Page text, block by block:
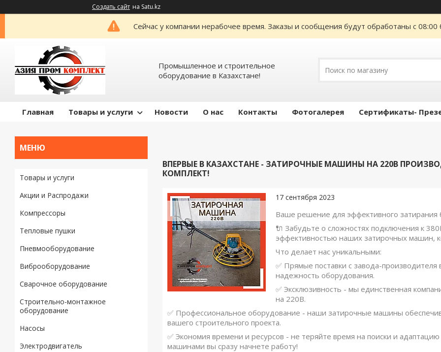
Создать сайт на Satu.kz
Сейчас у компании нерабочее время. Заказы и сообщения будут обработаны с
Промышленное и строительное
оборудование в Казахстане!
Главная Товары и услуги Новости О нас Контакты Фотогалерея Сертификаты-
ВПЕРВЫЕ В КАЗАХСТАНЕ - ЗАТИРОЧНЫЕ МАШИНЫ НА 220В
КОМПЛЕКТ!
17 сентября 2023
Ваше решение для эффективного затирания
🔌 Забудьте о сложностях подключения к
эффективностью наших затирочных машин,
Что делает нас уникальными:
✅ Прямые поставки с завода-
надежность оборудования.
✅ Эксклюзивность - мы единственная
на 220В.
✅ Профессиональное оборудование - наши затирочные машины
вашего строительного проекта.
✅ Экономия времени и ресурсов - не теряйте время на поиски и
машинами вы сразу начнете работу!
Товары и услуги
Акции и Распродажи
Компрессоры
Тепловые пушки
Пневмооборудование
Виброоборудование
Сварочное оборудование
Строительно-монтажное
оборудование
Насосы
Электродвигатель